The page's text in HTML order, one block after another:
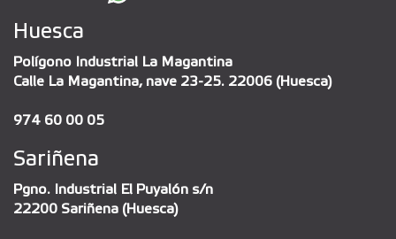
Huesca
Polígono Industrial La Magantina
Calle La Magantina, nave 23-25. 22006 (Huesca)
974 60 00 05
Sariñena
Pgno. Industrial El Puyalón s/n
22200 Sariñena (Huesca)